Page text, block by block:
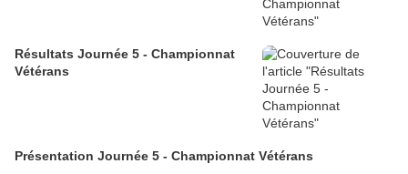
Résultats Journée 5 - Championnat
Vétérans
Présentation Journée 5 - Championnat Vétérans